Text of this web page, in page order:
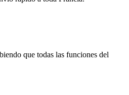
que todas las funciones del